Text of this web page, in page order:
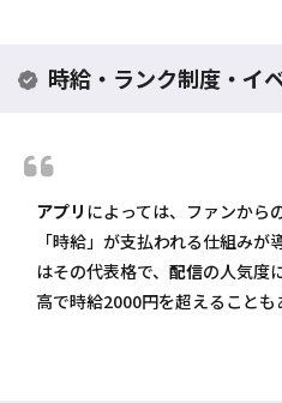
時給・ランク制度・イ
アプリ によっては、ファンから
「時給」が支払われる仕組み
はその代表格で、 配信の人気度
高で時給2000円を超えることも